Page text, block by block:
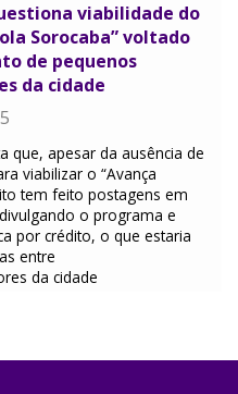
viabilidade do
Sorocaba” voltado
de pequenos
da cidade
que, apesar da ausência de
viabilizar o “Avança
tem feito postagens em
o programa e
por crédito, o que estaria
entre
da cidade